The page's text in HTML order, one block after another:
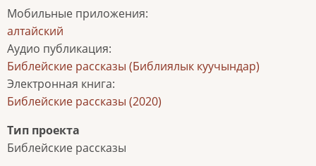
Мобильные приложения:
алтайский
Аудио публикация:
Библейские рассказы (Библиялык куучындар)
Электронная книга:
Библейские рассказы (2020)
Тип проекта
Библейские рассказы